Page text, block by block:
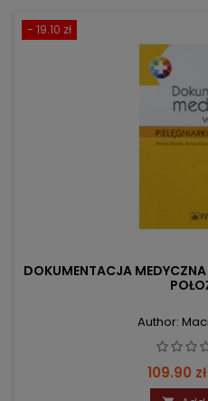
- 19.10 zł
DOKUMENTACJA MEDYCZNA
Author:
Price
109.90 zł